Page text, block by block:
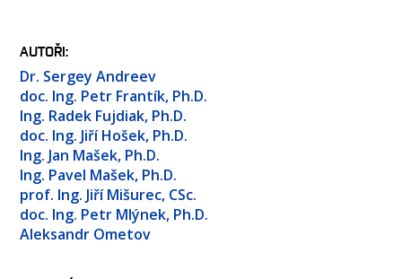
MEDIA
KONTAKT
AUTOŘI
Dr. Sergey Andreev
doc. Ing. Petr Frantík, Ph.D.
Ing. Radek Fujdiak, Ph.D.
doc. Ing. Jiří Hošek, Ph.D.
Ing. Jan Mašek, Ph.D.
Ing. Pavel Mašek, Ph.D.
prof. Ing. Jiří Mišurec, CSc.
doc. Ing. Petr Mlýnek, Ph.D.
Aleksandr Ometov